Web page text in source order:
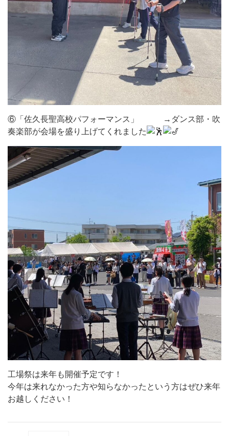
⑥「佐久長聖高校パフォーマンス」 →ダンス部・吹
奏楽部が会場を盛り上げてくれました
工場祭は来年も開催予定です！
今年は来れなかった方や知らなかったという方はぜひ来年
お越しください！